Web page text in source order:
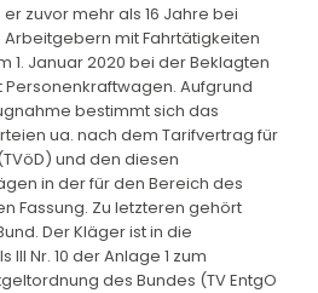
zuvor mehr als 16 Jahre bei
mit Fahrtätigkeiten
1. Januar 2020 bei der Beklagten
Personenkraftwagen. Aufgrund
bestimmt sich das
ua. nach dem Tarifvertrag für
und den diesen
in der für den Bereich des
Fassung. Zu letzteren gehört
Der Kläger ist in die
Nr. 10 der Anlage 1 zum
des Bundes (TV EntgO